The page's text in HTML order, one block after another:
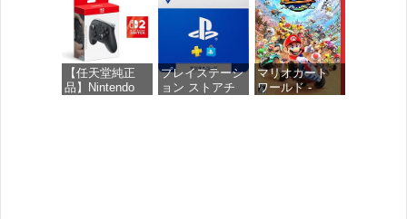
価格：¥10,737
【任天堂純正
品】Nintendo
プレイステーシ
ョン ストアチ
マリオカート
ワールド -